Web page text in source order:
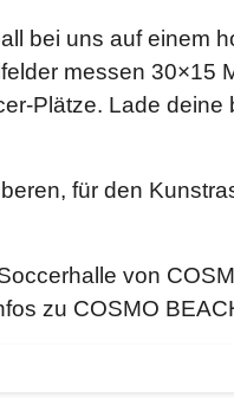
bei uns auf einem
messen
Plätze. Lade
für den
von
zu COSMO